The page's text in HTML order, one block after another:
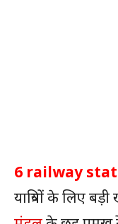
6 railway
यात्रियों के लिए